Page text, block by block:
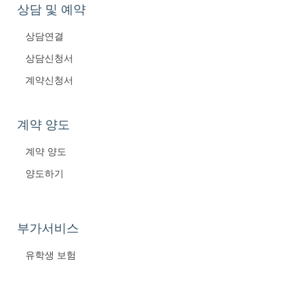
상담 및 예약
상담연결
상담신청서
계약신청서
계약 양도
계약 양도
양도하기
부가서비스
유학생 보험